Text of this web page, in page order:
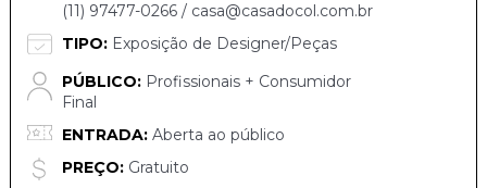
(11) 97477-0266 / casa@casadocol.com.br
TIPO:Exposição de Designer/Peças
PÚBLICO:Profissionais + Consumidor
Final
ENTRADA:Aberta ao público
PREÇO:Gratuito